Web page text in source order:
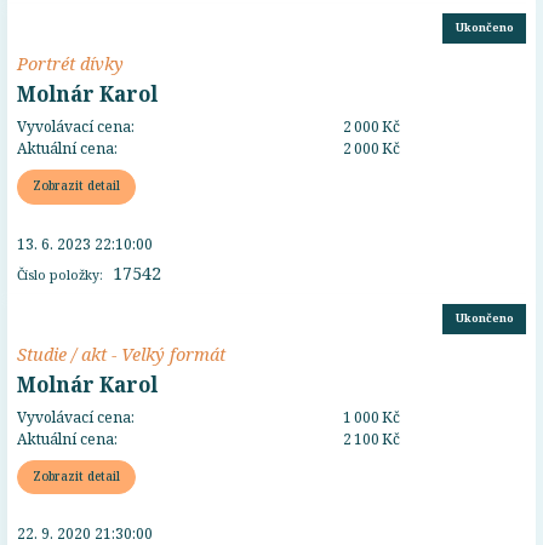
Ukončeno
Portrét dívky
Molnár Karol
Vyvolávací cena:
2 000 Kč
Aktuální cena:
2 000 Kč
Zobrazit detail
Číslo položky: 17542
13. 6. 2023 22:10:00
Ukončeno
Studie / akt - Velký formát
Molnár Karol
Vyvolávací cena:
1 000 Kč
Aktuální cena:
2 100 Kč
Zobrazit detail
22. 9. 2020 21:30:00